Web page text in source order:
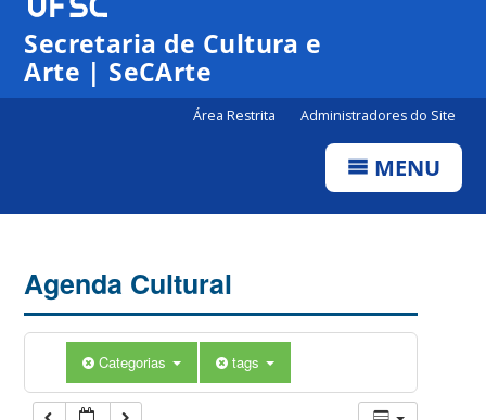
Secretaria de Cultura e
Arte | SeCArte
Área Restrita Administradores do Site
MENU
Agenda Cultural
Categorias tags
1:00
5:00